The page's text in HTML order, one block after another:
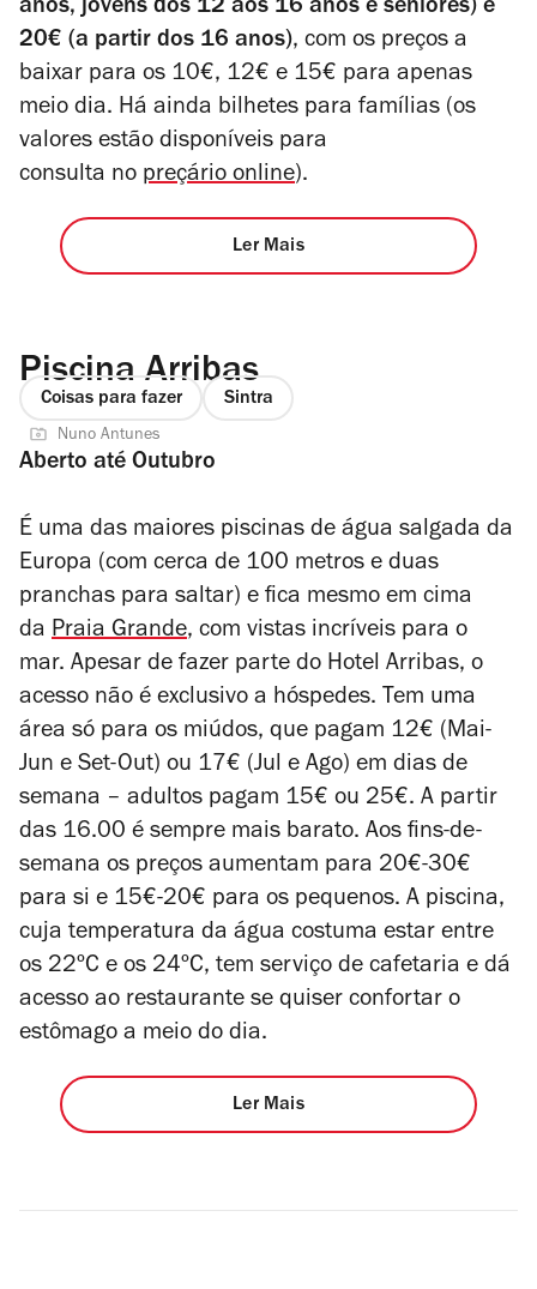
anos, jovens dos 12 aos 16 anos e séniores) e
20€ (a partir dos 16 anos), com os preços a
baixar para os 10€, 12€ e 15€ para apenas
meio dia. Há ainda bilhetes para famílias (os
valores estão disponíveis para
consulta no preçário online).
Ler Mais
Piscina Arribas
Coisas para fazer Sintra
Nuno Antunes
Aberto até Outubro
É uma das maiores piscinas de água salgada da
Europa (com cerca de 100 metros e duas
pranchas para saltar) e fica mesmo em cima
da Praia Grande, com vistas incríveis para o
mar. Apesar de fazer parte do Hotel Arribas, o
acesso não é exclusivo a hóspedes. Tem uma
área só para os miúdos, que pagam 12€ (Mai-
Jun e Set-Out) ou 17€ (Jul e Ago) em dias de
semana – adultos pagam 15€ ou 25€. A partir
das 16.00 é sempre mais barato. Aos fins-de-
semana os preços aumentam para 20€-30€
para si e 15€-20€ para os pequenos. A piscina,
cuja temperatura da água costuma estar entre
os 22ºC e os 24ºC, tem serviço de cafetaria e dá
acesso ao restaurante se quiser confortar o
estômago a meio do dia.
Ler Mais